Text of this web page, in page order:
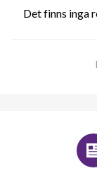
Det finns inga